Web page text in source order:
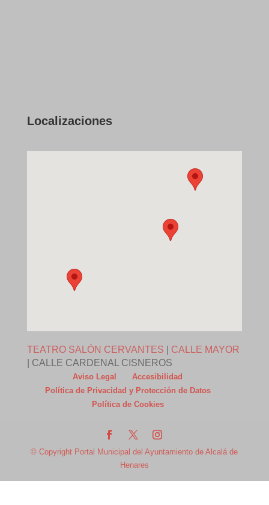
Localizaciones
TEATRO SALÓN CERVANTES
CALLE MAYOR
CALLE CARDENAL CISNEROS
Aviso Legal
Accesibilidad
Política de Privacidad y Protección de Datos
Política de Cookies
© Copyright Portal Municipal del Ayuntamiento de Alcalá de
Henares